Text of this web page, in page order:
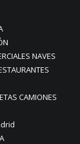
NAVES
CAMIONES